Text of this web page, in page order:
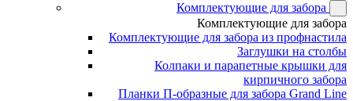
Комплектующие для забора
Комплектующие для забора
Комплектующие для забора из профнастила
Заглушки на столбы
Колпаки и парапетные крышки для
кирпичного забора
Планки П-образные для забора Grand Line